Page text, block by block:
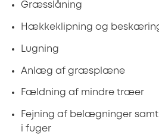
Græsslåning
Hækkeklipning og
Lugning
Anlæg af græsplæne
Fældning af mindre træer
Fejning af belægninger
i fuger